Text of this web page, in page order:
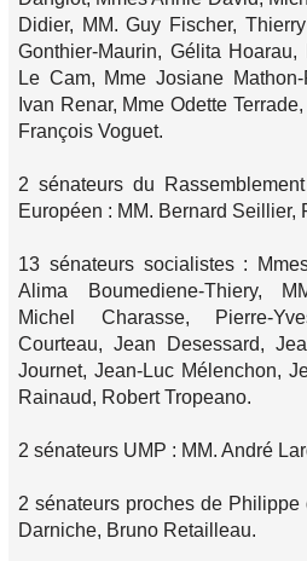
Didier, MM. Guy Fischer,
Gonthier-Maurin, Gélita
Le Cam, Mme Josiane
Ivan Renar, Mme Odette
François Voguet.
2 sénateurs du
Européen : MM. Bernard Seillier,
13 sénateurs socialistes :
Alima Boumediene-Thiery,
Michel Charasse, Pierre-
Courteau, Jean Desessard,
Journet, Jean-Luc Mélenchon,
Rainaud, Robert Tropeano.
2 sénateurs UMP : MM. André
2 sénateurs proches de
Darniche, Bruno Retailleau.